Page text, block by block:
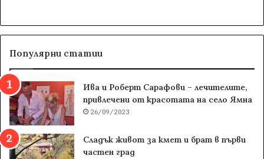
Популярни статии
Ива и Роберт Сарафови – лечителите,
привлечени от красотата на село Ямна
26/09/2023
Сладък живот за кмет и брат в първи
частен град